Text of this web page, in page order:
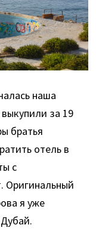
наша
за 19
братья
отель в
с
Оригинальный
я уже